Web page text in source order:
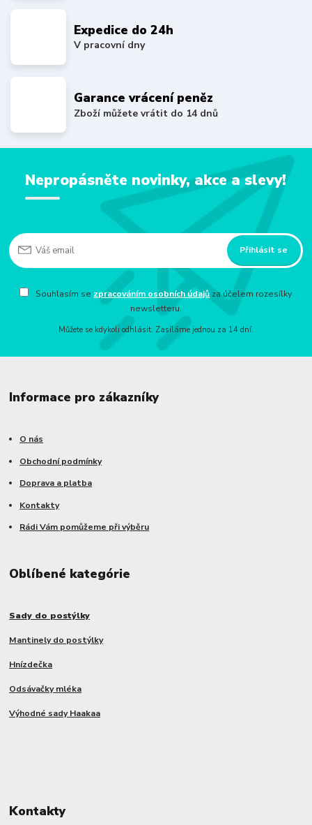
Expedice do 24h
V pracovní dny
Garance vrácení peněz
Zboží můžete vrátit do 14 dnů
Nepropásněte novinky, akce a slevy!
Přihlásit se
Souhlasím se zpracováním osobních údajů za účelem rozesílky
newsletteru.
Můžete se kdykoli odhlásit. Zasíláme jednou za 14 dní.
Informace pro zákazníky
O nás
Obchodní podmínky
Doprava a platba
Kontakty
Rádi Vám pomůžeme při výběru
Oblíbené kategórie
Sady do postýlky
Mantinely do postýlky
Hnízdečka
Odsávačky mléka
Výhodné sady Haakaa
Kontakty